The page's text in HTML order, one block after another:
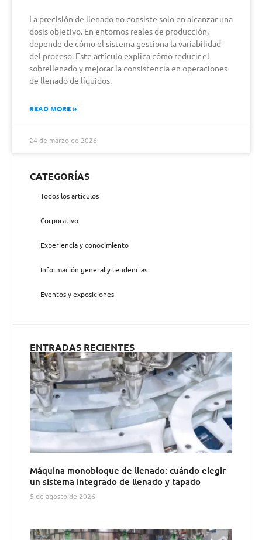
La precisión de llenado no consiste solo en alcanzar una
dosis objetivo. En entornos reales de producción,
depende de cómo el sistema gestiona la variabilidad
del proceso. Este artículo explica cómo reducir el
sobrellenado y mejorar la consistencia en operaciones
de llenado de líquidos.
READ MORE »
24 de marzo de 2026
CATEGORÍAS
Todos los artículos
Corporativo
Experiencia y conocimiento
Información general y tendencias
Eventos y exposiciones
ENTRADAS RECIENTES
Máquina monobloque de llenado: cuándo elegir
un sistema integrado de llenado y tapado
5 de agosto de 2026